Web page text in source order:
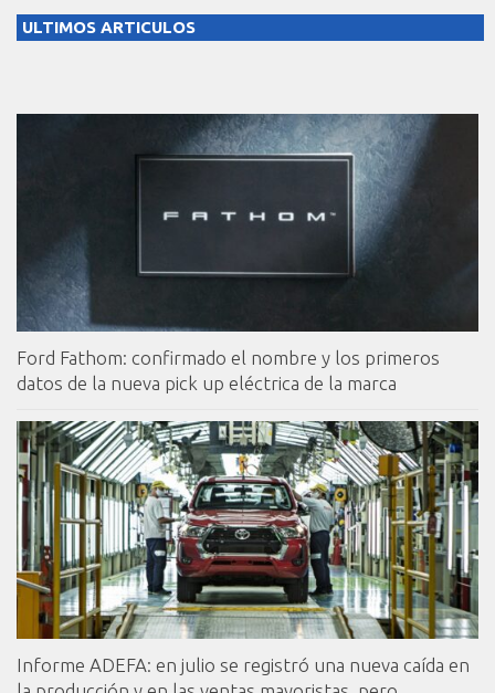
ULTIMOS ARTICULOS
Ford Fathom: confirmado el nombre y los primeros
datos de la nueva pick up eléctrica de la marca
Informe ADEFA: en julio se registró una nueva caída en